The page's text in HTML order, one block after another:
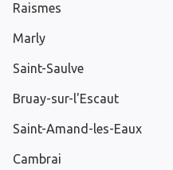
Raismes
Marly
Saint-Saulve
Bruay-sur-l'Escaut
Saint-Amand-les-Eaux
Cambrai